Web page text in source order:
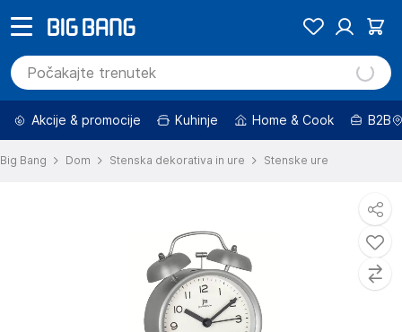
Akcije & promocije Kuhinje Home & Cook B2B
Big Bang Dom Stenska dekorativa in ure Stenske ure